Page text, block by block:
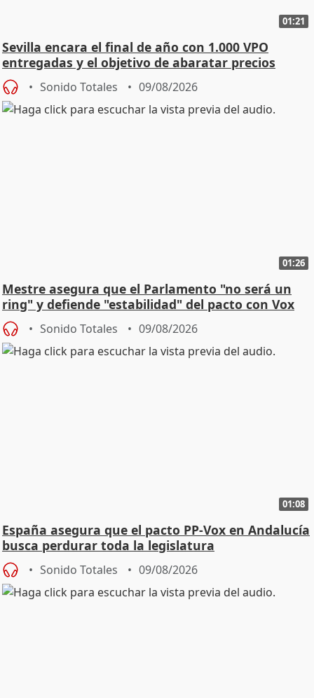
01:21
Sevilla encara el final de año con 1.000 VPO
entregadas y el objetivo de abaratar precios
Sonido Totales 09/08/2026
01:26
Mestre asegura que el Parlamento "no será un
ring" y defiende "estabilidad" del pacto con Vox
Sonido Totales 09/08/2026
01:08
España asegura que el pacto PP-Vox en Andalucía
busca perdurar toda la legislatura
Sonido Totales 09/08/2026